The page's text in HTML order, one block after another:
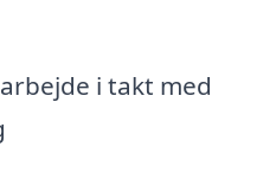
i takt med